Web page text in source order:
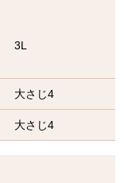
3L
大さじ4
大さじ4